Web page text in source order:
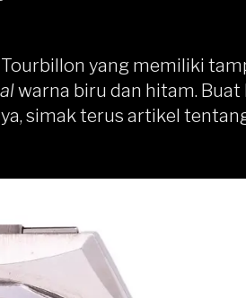
yang memiliki
warna biru dan hitam. Buat
simak terus artikel